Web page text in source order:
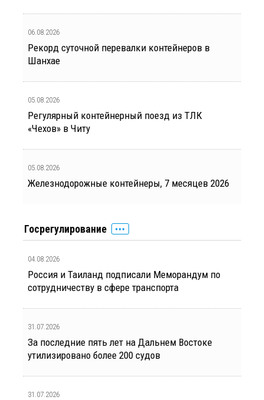
06.08.2026
Рекорд суточной перевалки контейнеров в
Шанхае
05.08.2026
Регулярный контейнерный поезд из ТЛК
«Чехов» в Читу
05.08.2026
Железнодорожные контейнеры, 7 месяцев 2026
Госрегулирование
04.08.2026
Россия и Таиланд подписали Меморандум по
сотрудничеству в сфере транспорта
31.07.2026
За последние пять лет на Дальнем Востоке
утилизировано более 200 судов
31.07.2026